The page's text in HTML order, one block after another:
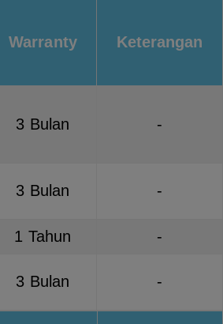
Warranty Keterangan
3 Bulan -
3 Bulan -
1 Tahun
-
3 Bulan -